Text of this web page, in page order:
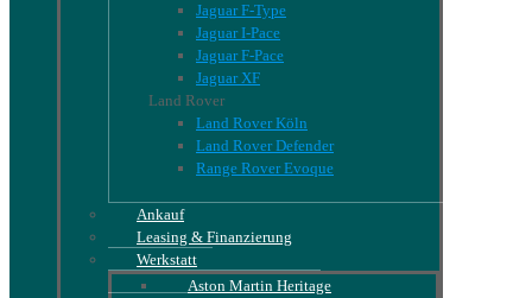
Jaguar F-Type
Jaguar I-Pace
Jaguar F-Pace
Jaguar XF
Land Rover
Land Rover Köln
Land Rover Defender
Range Rover Evoque
Ankauf
Leasing & Finanzierung
Werkstatt
Aston Martin Heritage